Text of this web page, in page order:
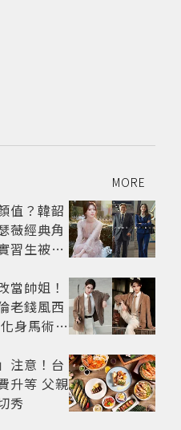
MORE
值？韓韶
薇經典角
習生被
當帥姐！
老錢風西
身馬術師
注意！台
升等 父親
秀